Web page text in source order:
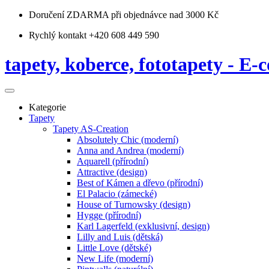
Doručení ZDARMA při objednávce nad 3000 Kč
Rychlý kontakt +420 608 449 590
tapety, koberce, fototapety - E-
Kategorie
Tapety
Tapety AS-Creation
Absolutely Chic (moderní)
Anna and Andrea (moderní)
Aquarell (přírodní)
Attractive (design)
Best of Kámen a dřevo (přírodní)
El Palacio (zámecké)
House of Turnowsky (design)
Hygge (přírodní)
Karl Lagerfeld (exklusivní, design)
Lilly and Luis (dětská)
Little Love (dětské)
New Life (moderní)